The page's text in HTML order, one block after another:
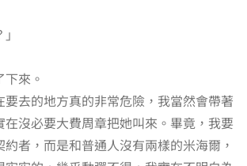
來。
要去的地方真的非常危險，我當然會帶著
沒必要大費周章把她叫來。畢竟，我要
者，而是和普通人沒有兩樣的米海爾，